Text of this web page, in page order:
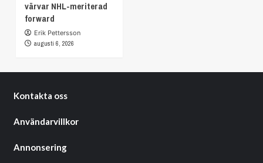
värvar NHL-meriterad
forward
Erik Pettersson
augusti 6, 2026
Kontakta oss
Användarvillkor
Annonsering